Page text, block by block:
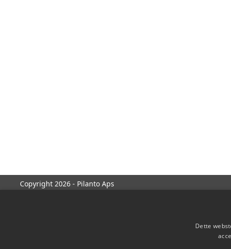
Copyright 2026 - Pilanto Aps
Dette